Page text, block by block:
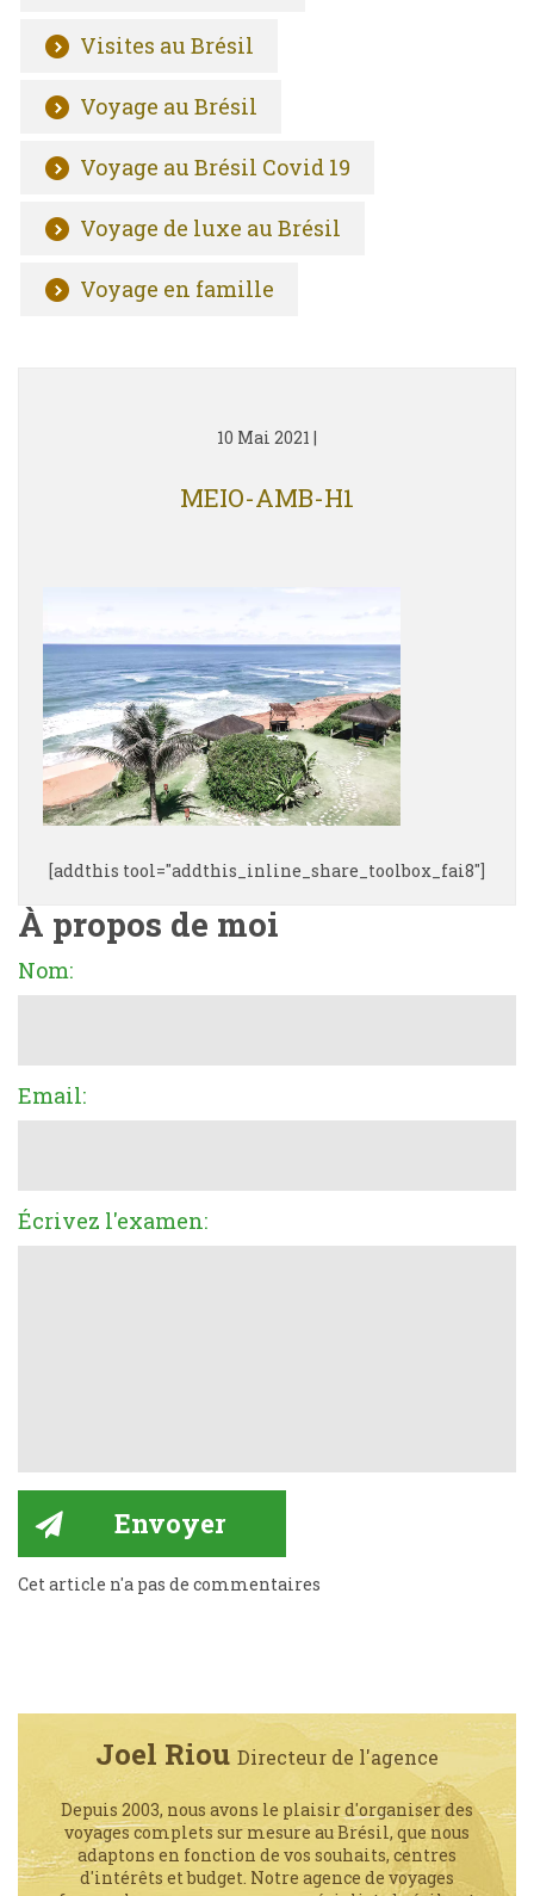
Visites au Brésil
Voyage au Brésil
Voyage au Brésil Covid 19
Voyage de luxe au Brésil
Voyage en famille
10 Mai 2021 |
MEIO-AMB-H1
[addthis tool="addthis_inline_share_toolbox_fai8"]
À propos de moi
Nom:
Email:
Écrivez l'examen:
Cet article n'a pas de commentaires
Joel Riou Directeur de l'agence
Depuis 2003, nous avons le plaisir d'organiser des
voyages complets sur mesure au Brésil, que nous
adaptons en fonction de vos souhaits, centres
d'intérêts et budget. Notre agence de voyages